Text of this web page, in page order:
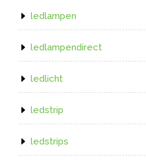
ledlampen
ledlampendirect
ledlicht
ledstrip
ledstrips